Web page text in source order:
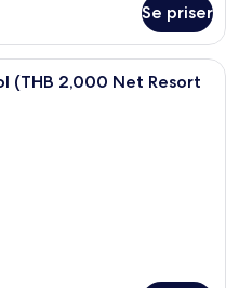
Se priser
(THB 2,000 Net Resort